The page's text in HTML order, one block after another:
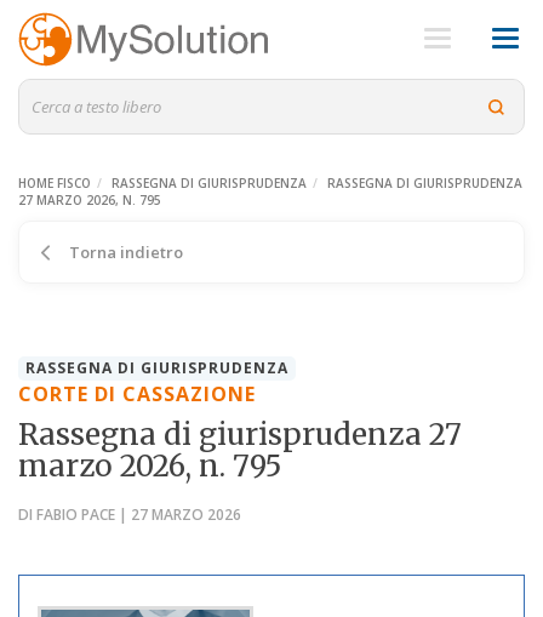
HOME FISCO RASSEGNA DI GIURISPRUDENZA
RASSEGNA DI GIURISPRUDENZA
27 MARZO 2026, N. 795
Torna indietro
RASSEGNA DI GIURISPRUDENZA
CORTE DI CASSAZIONE
Rassegna di giurisprudenza 27
marzo 2026, n. 795
DI FABIO PACE | 27 MARZO 2026